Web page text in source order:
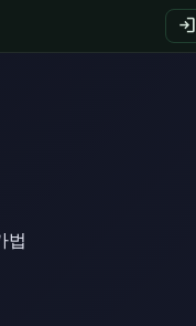
login
법